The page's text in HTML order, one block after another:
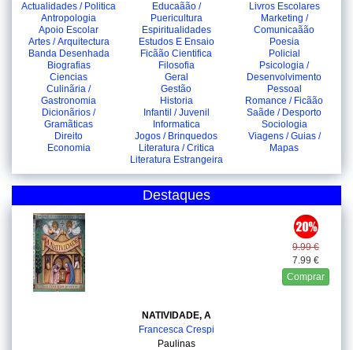
Actualidades / Politica
Antropologia
Apoio Escolar
Artes / Arquitectura
Banda Desenhada
Biografias
Ciencias
Culinãria /
Gastronomia
Dicionãrios /
Gramãticas
Direito
Economia
Educaãão /
Puericultura
Espiritualidades
Estudos E Ensaio
Ficãão Cientifica
Filosofia
Geral
Gestão
Historia
Infantil / Juvenil
Informatica
Jogos / Brinquedos
Literatura / Critica
Literatura Estrangeira
Livros Escolares
Marketing /
Comunicaãão
Poesia
Policial
Psicologia /
Desenvolvimento
Pessoal
Romance / Ficãão
Saãde / Desporto
Sociologia
Viagens / Guias /
Mapas
Destaques
9.99 €
7.99 €
Comprar
NATIVIDADE, A
Francesca Crespi
Paulinas